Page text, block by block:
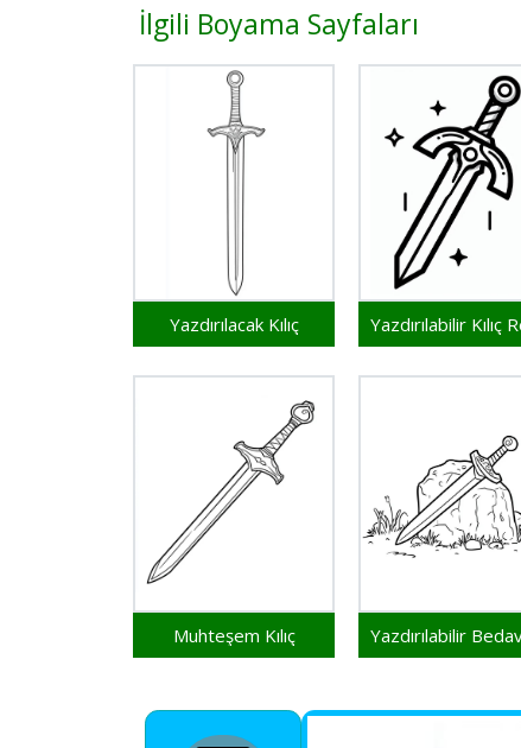
İlgili Boyama Sayfaları
Yazdırılacak Kılıç
Muhteşem Kılıç